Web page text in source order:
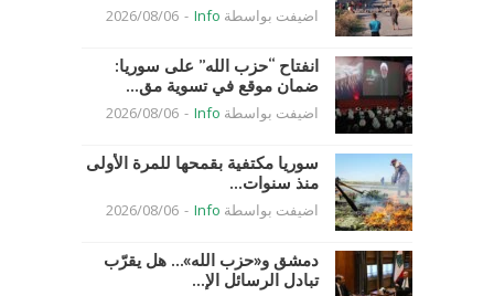
اضيفت بواسطة Info
-
2026/08/06
انفتاح “حزب الله” على سوريا:
ضمان موقع في تسوية مق...
اضيفت بواسطة Info
-
2026/08/06
سوريا مكتفية بقمحها للمرة الأولى
منذ سنوات...
اضيفت بواسطة Info
-
2026/08/06
دمشق و«حزب الله»… هل يقرّب
تبادل الرسائل الإ...